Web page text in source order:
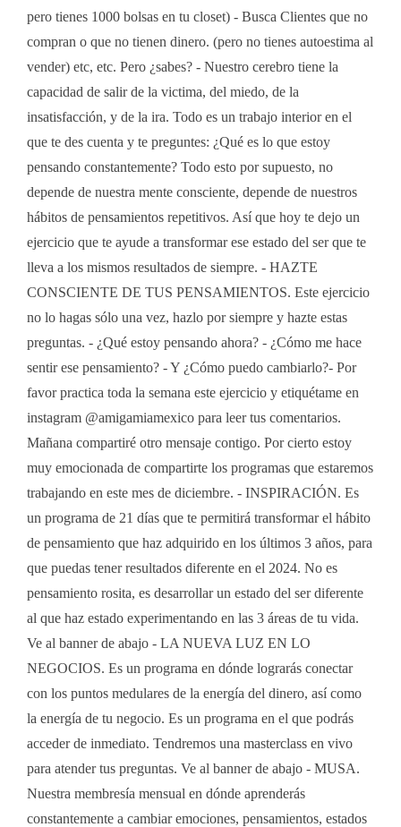
pero tienes 1000 bolsas en tu closet) - Busca Clientes que no
compran o que no tienen dinero. (pero no tienes autoestima al
vender) etc, etc. Pero ¿sabes? - Nuestro cerebro tiene la
capacidad de salir de la victima, del miedo, de la
insatisfacción, y de la ira. Todo es un trabajo interior en el
que te des cuenta y te preguntes: ¿Qué es lo que estoy
pensando constantemente? Todo esto por supuesto, no
depende de nuestra mente consciente, depende de nuestros
hábitos de pensamientos repetitivos. Así que hoy te dejo un
ejercicio que te ayude a transformar ese estado del ser que te
lleva a los mismos resultados de siempre. - HAZTE
CONSCIENTE DE TUS PENSAMIENTOS. Este ejercicio
no lo hagas sólo una vez, hazlo por siempre y hazte estas
preguntas. - ¿Qué estoy pensando ahora? - ¿Cómo me hace
sentir ese pensamiento? - Y ¿Cómo puedo cambiarlo?- Por
favor practica toda la semana este ejercicio y etiquétame en
instagram @amigamiamexico para leer tus comentarios.
Mañana compartiré otro mensaje contigo. Por cierto estoy
muy emocionada de compartirte los programas que estaremos
trabajando en este mes de diciembre. - INSPIRACIÓN. Es
un programa de 21 días que te permitirá transformar el hábito
de pensamiento que haz adquirido en los últimos 3 años, para
que puedas tener resultados diferente en el 2024. No es
pensamiento rosita, es desarrollar un estado del ser diferente
al que haz estado experimentando en las 3 áreas de tu vida.
Ve al banner de abajo - LA NUEVA LUZ EN LO
NEGOCIOS. Es un programa en dónde lograrás conectar
con los puntos medulares de la energía del dinero, así como
la energía de tu negocio. Es un programa en el que podrás
acceder de inmediato. Tendremos una masterclass en vivo
para atender tus preguntas. Ve al banner de abajo - MUSA.
Nuestra membresía mensual en dónde aprenderás
constantemente a cambiar emociones, pensamientos, estados